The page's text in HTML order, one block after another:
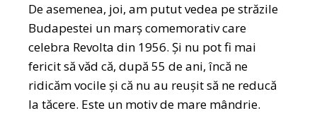
De asemenea, joi, am putut vedea pe străzile
Budapestei un marș comemorativ care
celebra Revolta din 1956. Și nu pot fi mai
fericit să văd că, după 55 de ani, încă ne
ridicăm vocile și că nu au reușit să ne reducă
la tăcere. Este un motiv de mare mândrie.